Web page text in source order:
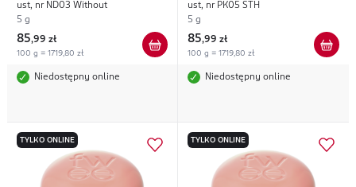
ust, nr ND03 Without
5 g
85,99 zł
100 g = 1719,80 zł
Niedostępny online
ust, nr PK05 STH
5 g
85,99 zł
100 g = 1719,80 zł
Niedostępny online
TYLKO ONLINE TYLKO ONLINE